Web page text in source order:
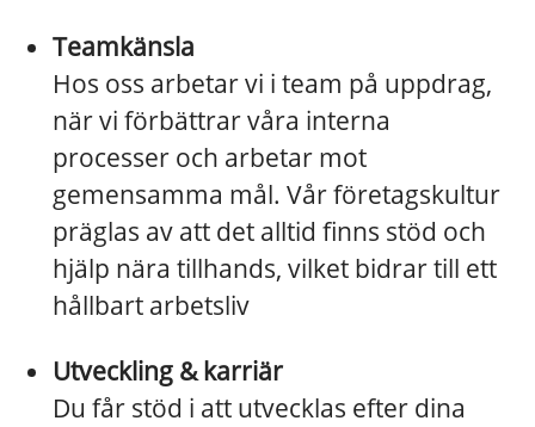
Teamkänsla
Hos oss arbetar vi i team på uppdrag,
när vi förbättrar våra interna
processer och arbetar mot
gemensamma mål. Vår företagskultur
präglas av att det alltid finns stöd och
hjälp nära tillhands, vilket bidrar till ett
hållbart arbetsliv
Utveckling & karriär
Du får stöd i att utvecklas efter dina